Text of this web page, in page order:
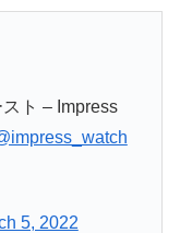
ト – Impress
5, 2022